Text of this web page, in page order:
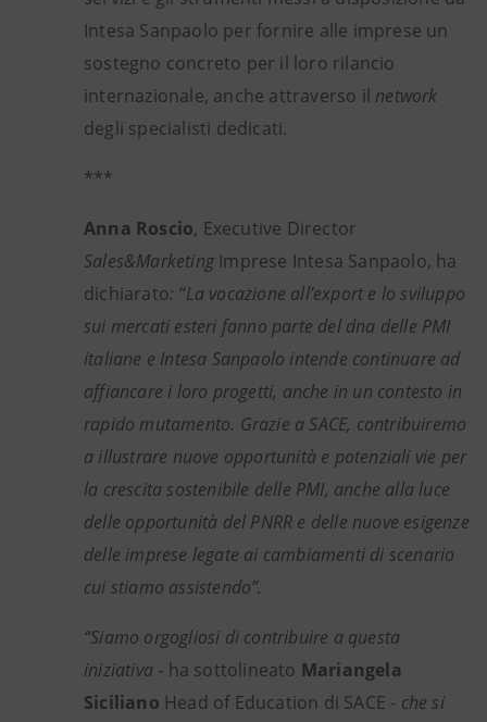
Intesa Sanpaolo per fornire alle imprese un
sostegno concreto per il loro rilancio
internazionale, anche attraverso il network
degli specialisti dedicati.
***
Anna Roscio, Executive Director
Sales&Marketing Imprese Intesa Sanpaolo, ha
dichiarato: “La vocazione all’export e lo sviluppo
sui mercati esteri fanno parte del dna delle PMI
italiane e Intesa Sanpaolo intende continuare ad
affiancare i loro progetti, anche in un contesto in
rapido mutamento. Grazie a SACE, contribuiremo
a illustrare nuove opportunità e potenziali vie per
la crescita sostenibile delle PMI, anche alla luce
delle opportunità del PNRR e delle nuove esigenze
delle imprese legate ai cambiamenti di scenario
cui stiamo assistendo”.
“Siamo orgogliosi di contribuire a questa
iniziativa - ha sottolineato Mariangela
Siciliano Head of Education di SACE - che si